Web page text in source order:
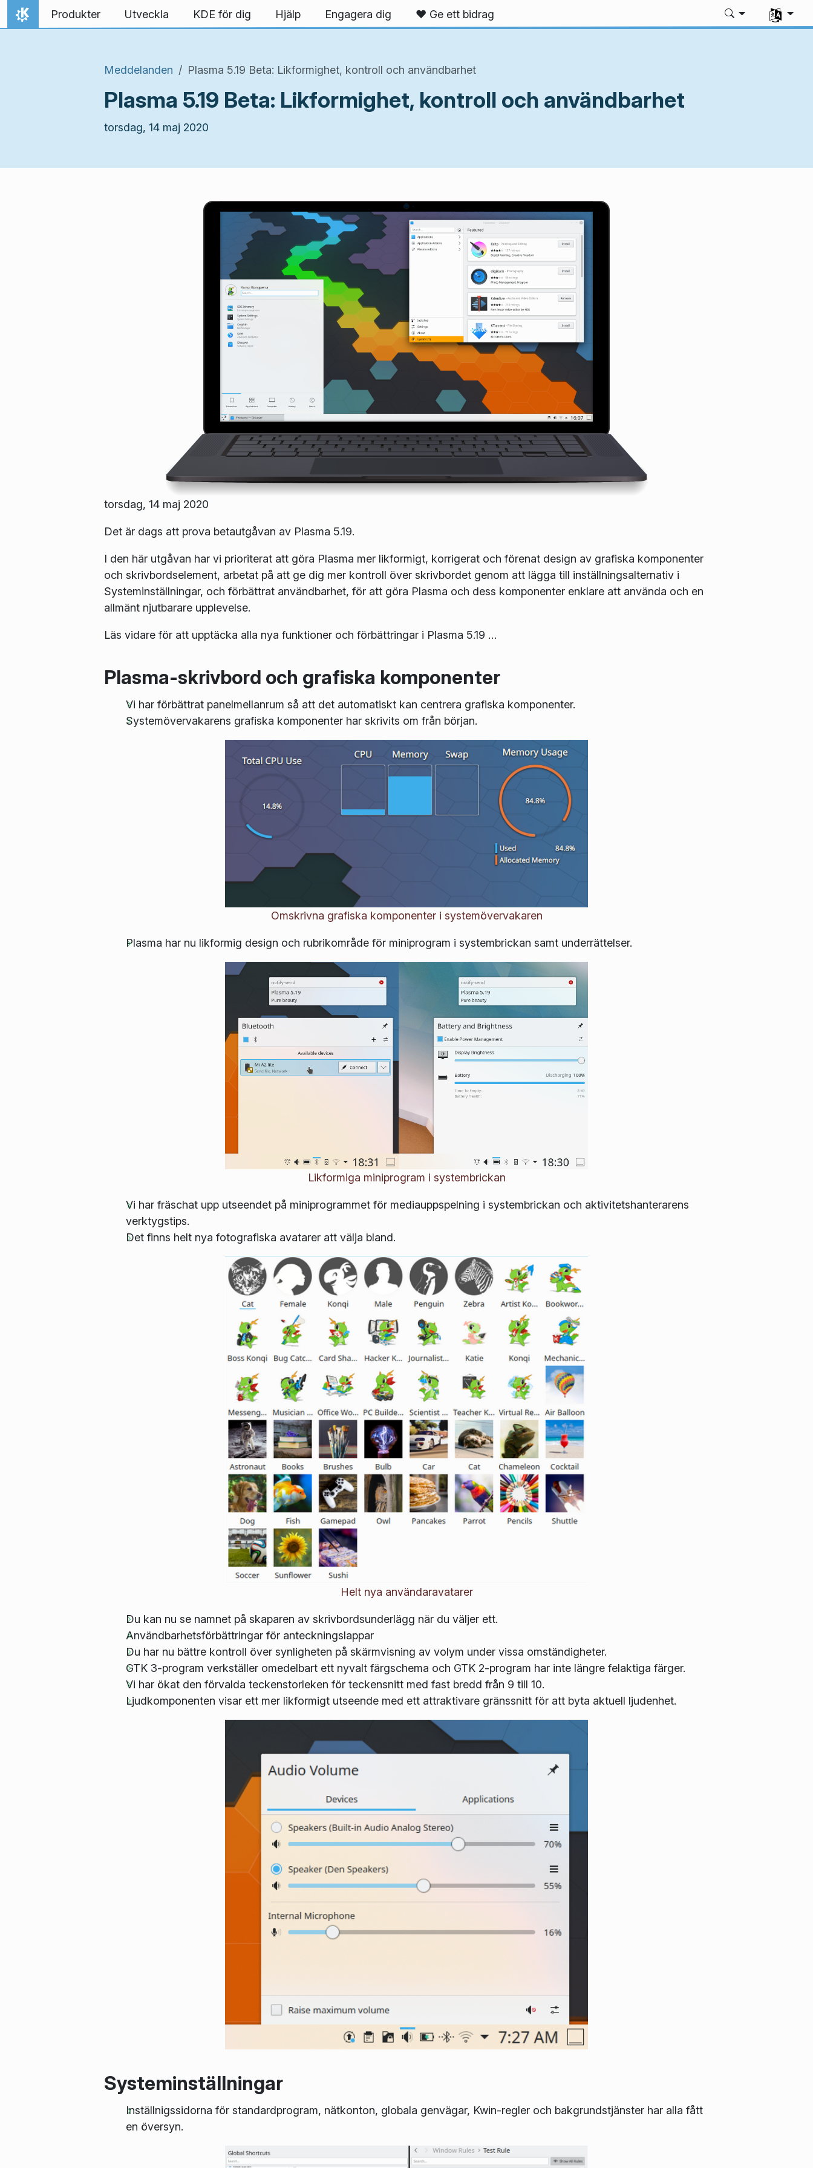
Gå till innehåll
Hem
Produkter Utveckla KDE för dig Hjälp Engagera dig ❤️ Ge ett bidrag
Välj ditt
Meddelanden Plasma 5.19 Beta: Likformighet, kontroll och användbarhet
Plasma 5.19 Beta: Likformighet, kontroll och användbarhet
torsdag, 14 maj 2020
torsdag, 14 maj 2020
Det är dags att prova betautgåvan av Plasma 5.19.
I den här utgåvan har vi prioriterat att göra Plasma mer likformigt, korrigerat och förenat design av grafiska komponenter
och skrivbordselement, arbetat på att ge dig mer kontroll över skrivbordet genom att lägga till inställningsalternativ i
Systeminställningar, och förbättrat användbarhet, för att göra Plasma och dess komponenter enklare att använda och en
allmänt njutbarare upplevelse.
Läs vidare för att upptäcka alla nya funktioner och förbättringar i Plasma 5.19 …
Plasma-skrivbord och grafiska komponenter
Vi har förbättrat panelmellanrum så att det automatiskt kan centrera grafiska komponenter.
Systemövervakarens grafiska komponenter har skrivits om från början.
Omskrivna grafiska komponenter i systemövervakaren
Plasma har nu likformig design och rubrikområde för miniprogram i systembrickan samt underrättelser.
Likformiga miniprogram i systembrickan
Vi har fräschat upp utseendet på miniprogrammet för mediauppspelning i systembrickan och aktivitetshanterarens
verktygstips.
Det finns helt nya fotografiska avatarer att välja bland.
Helt nya användaravatarer
Du kan nu se namnet på skaparen av skrivbordsunderlägg när du väljer ett.
Användbarhetsförbättringar för anteckningslappar
Du har nu bättre kontroll över synligheten på skärmvisning av volym under vissa omständigheter.
GTK 3-program verkställer omedelbart ett nyvalt färgschema och GTK 2-program har inte längre felaktiga färger.
Vi har ökat den förvalda teckenstorleken för teckensnitt med fast bredd från 9 till 10.
Ljudkomponenten visar ett mer likformigt utseende med ett attraktivare gränssnitt för att byta aktuell ljudenhet.
Systeminställningar
Inställnigssidorna för standardprogram, nätkonton, globala genvägar, Kwin-regler och bakgrundstjänster har alla fått
en översyn.